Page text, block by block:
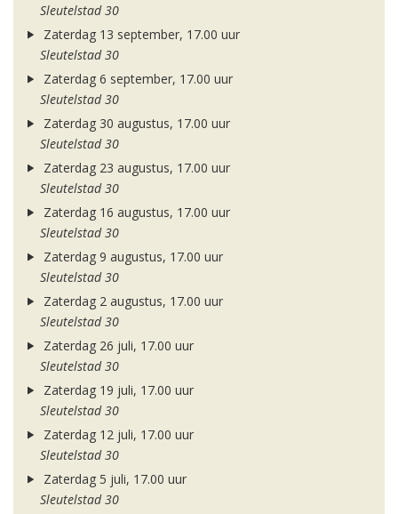
Sleutelstad 30
Zaterdag 13 september, 17.00 uur
Sleutelstad 30
Zaterdag 6 september, 17.00 uur
Sleutelstad 30
Zaterdag 30 augustus, 17.00 uur
Sleutelstad 30
Zaterdag 23 augustus, 17.00 uur
Sleutelstad 30
Zaterdag 16 augustus, 17.00 uur
Sleutelstad 30
Zaterdag 9 augustus, 17.00 uur
Sleutelstad 30
Zaterdag 2 augustus, 17.00 uur
Sleutelstad 30
Zaterdag 26 juli, 17.00 uur
Sleutelstad 30
Zaterdag 19 juli, 17.00 uur
Sleutelstad 30
Zaterdag 12 juli, 17.00 uur
Sleutelstad 30
Zaterdag 5 juli, 17.00 uur
Sleutelstad 30